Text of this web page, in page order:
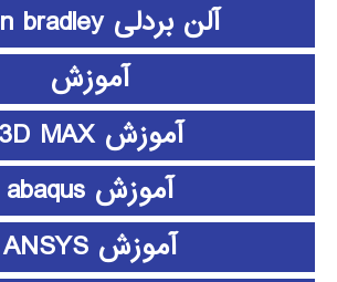
آلن بردلی Allen bradley
آموزش
آموزش 3D MAX
آموزش abaqus
آموزش ANSYS